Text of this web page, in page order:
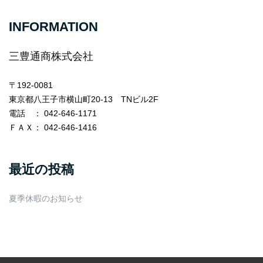
INFORMATION
三豊通商株式会社
〒192-0081
東京都八王子市横山町20-13 TNビル2F
電話
： 042-646-1171
ＦＡＸ ： 042-646-1416
最近の投稿
夏季休暇のお知らせ